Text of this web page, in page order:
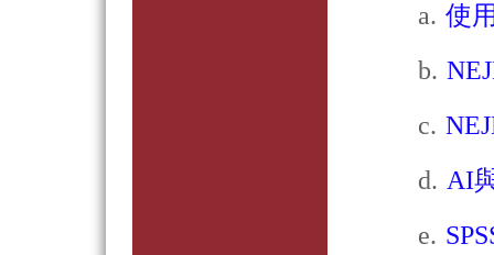
a. 使
b.
c.
d. AI
e.